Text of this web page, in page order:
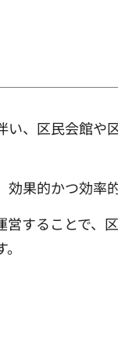
、区民会館や
果的かつ効率
することで、